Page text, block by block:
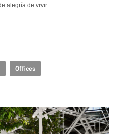
alegría de vivir.
Offices